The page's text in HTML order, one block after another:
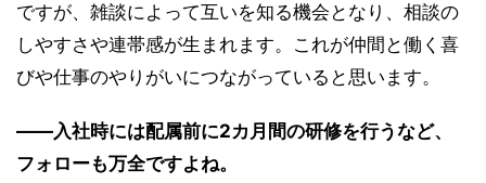
ですが、雑談によって互いを知る機会となり、相談の
しやすさや連帯感が生まれます。これが仲間と働く喜
びや仕事のやりがいにつながっていると思います。
――入社時には配属前に2カ月間の研修を行うなど、
フォローも万全ですよね。